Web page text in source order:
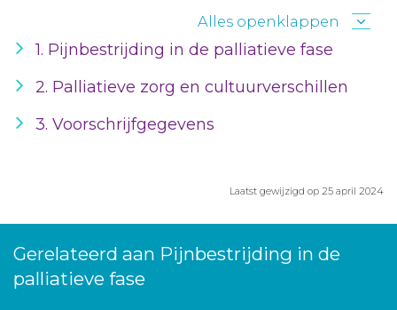
Alles openklappen
1. Pijnbestrijding in de palliatieve fase
2. Palliatieve zorg en cultuurverschillen
3. Voorschrijfgegevens
Laatst gewijzigd op 25 april 2024
Gerelateerd aan Pijnbestrijding in de
palliatieve fase